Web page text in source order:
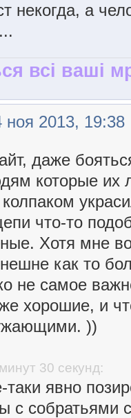
некогда, а
всі ваші
2013, 19:38
даже
которые их
что-то
Хотя мне
как то
не самое
хорошие, и
))
30 секунд:
таки явно
с собратьями